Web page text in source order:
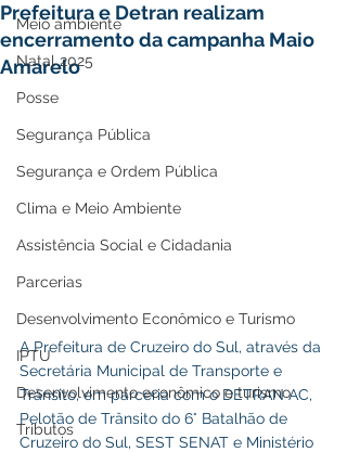
Meio ambiente
Natal 2025
Posse
Segurança Pública
Segurança e Ordem Pública
Clima e Meio Ambiente
Assistência Social e Cidadania
Parcerias
Desenvolvimento Econômico e Turismo
IPTU
Desenvolvimento econômico e turismo
Tributos
Prefeitura e Detran realizam
encerramento da campanha Maio
Amarelo
A Prefeitura de Cruzeiro do Sul, através da
Secretária Municipal de Transporte e
Trânsito, em parceria com o DETRAN AC,
Pelotão de Trânsito do 6° Batalhão de
Cruzeiro do Sul, SEST SENAT e Ministério